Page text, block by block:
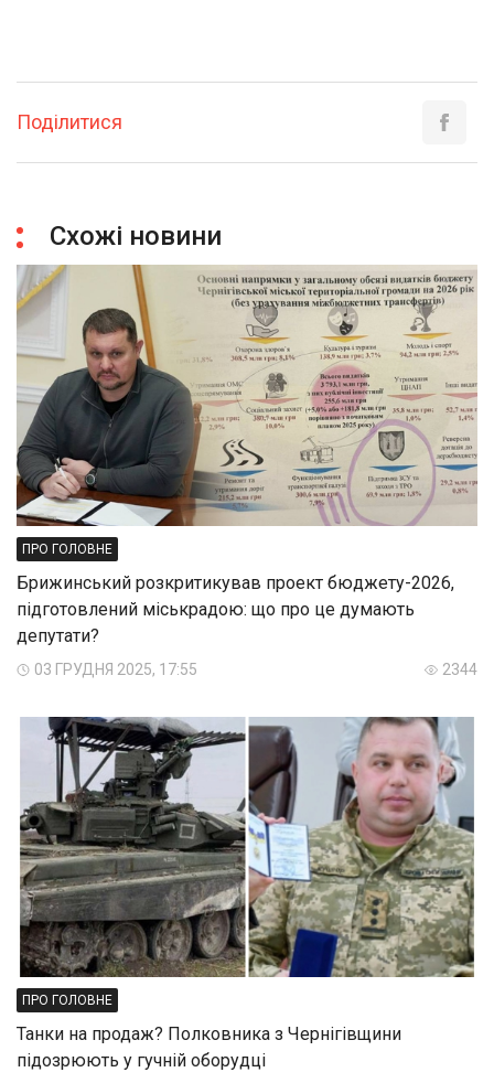
Поділитися
Схожі новини
ПРО ГОЛОВНЕ
Брижинський розкритикував проект бюджету-2026,
підготовлений міськрадою: що про це думають
депутати?
03 ГРУДНЯ 2025, 17:55 2344
ПРО ГОЛОВНЕ
Танки на продаж? Полковника з Чернігівщини
підозрюють у гучній оборудці